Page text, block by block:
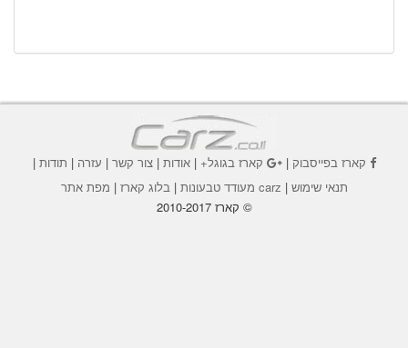
קארז בפייסבוק| קארז בגוגל+|אודות |צור קשר | עזרה | תודות |
תנאי שימוש | carz מעודד טבעונות |בלוג קארז | מפת אתר
© קארז 2010-2017